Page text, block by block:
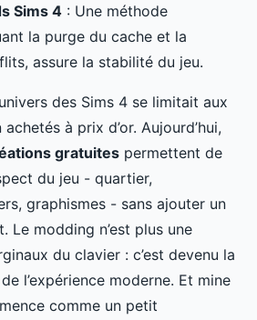
Sims 4 : Une méthode
la purge du cache et la
assure la stabilité du jeu.
des Sims 4 se limitait aux
à prix d’or. Aujourd’hui,
gratuites permettent de
du jeu - quartier,
graphismes - sans ajouter un
Le modding n’est plus une
du clavier : c’est devenu la
l’expérience moderne. Et mine
comme un petit